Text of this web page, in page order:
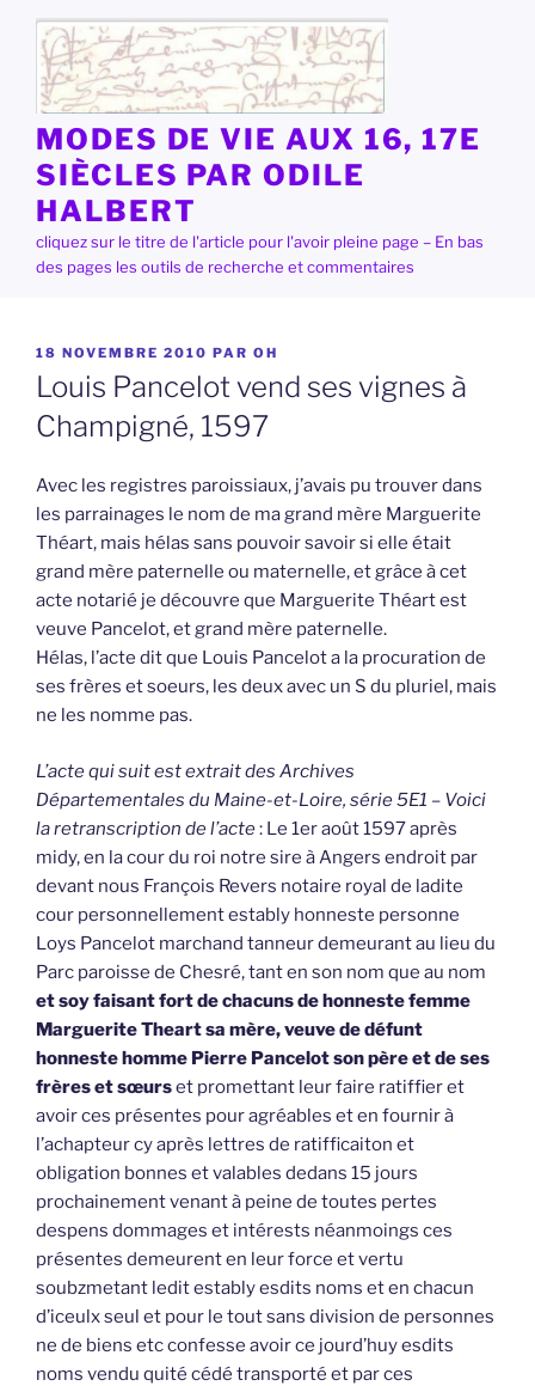
contenu
principal
MODES DE VIE AUX 16, 17E
SIÈCLES PAR ODILE
HALBERT
cliquez sur le titre de l'article pour l'avoir pleine page – En bas
des pages les outils de recherche et commentaires
PUBLIÉ
LE
18 NOVEMBRE 2010 PAR OH
Louis Pancelot vend ses vignes à
Champigné, 1597
Avec les registres paroissiaux, j’avais pu trouver dans
les parrainages le nom de ma grand mère Marguerite
Théart, mais hélas sans pouvoir savoir si elle était
grand mère paternelle ou maternelle, et grâce à cet
acte notarié je découvre que Marguerite Théart est
veuve Pancelot, et grand mère paternelle.
Hélas, l’acte dit que Louis Pancelot a la procuration de
ses frères et soeurs, les deux avec un S du pluriel, mais
ne les nomme pas.
L’acte qui suit est extrait des Archives
Départementales du Maine-et-Loire, série 5E1 – Voici
la retranscription de l’acte: Le 1er août 1597 après
midy, en la cour du roi notre sire à Angers endroit par
devant nous François Revers notaire royal de ladite
cour personnellement estably honneste personne
Loys Pancelot marchand tanneur demeurant au lieu du
Parc paroisse de Chesré, tant en son nom que au nom
et soy faisant fort de chacuns de honneste femme
Marguerite Theart sa mère, veuve de défunt
honneste homme Pierre Pancelot son père et de ses
frères et sœurset promettant leur faire ratiffier et
avoir ces présentes pour agréables et en fournir à
l’achapteur cy après lettres de ratifficaiton et
obligation bonnes et valables dedans 15 jours
prochainement venant à peine de toutes pertes
despens dommages et intérests néanmoings ces
présentes demeurent en leur force et vertu
soubzmetant ledit estably esdits noms et en chacun
d’iceulx seul et pour le tout sans division de personnes
ne de biens etc confesse avoir ce jourd’huy esdits
noms vendu quité cédé transporté et par ces